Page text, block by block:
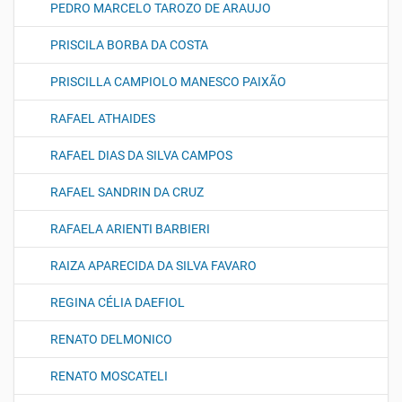
PEDRO MARCELO TAROZO DE ARAUJO
PRISCILA BORBA DA COSTA
PRISCILLA CAMPIOLO MANESCO PAIXÃO
RAFAEL ATHAIDES
RAFAEL DIAS DA SILVA CAMPOS
RAFAEL SANDRIN DA CRUZ
RAFAELA ARIENTI BARBIERI
RAIZA APARECIDA DA SILVA FAVARO
REGINA CÉLIA DAEFIOL
RENATO DELMONICO
RENATO MOSCATELI